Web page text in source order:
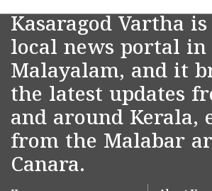
Kasaragod Vartha
local news portal in
Malayalam, and it
the latest updates
and around Kerala,
from the Malabar
Canara.